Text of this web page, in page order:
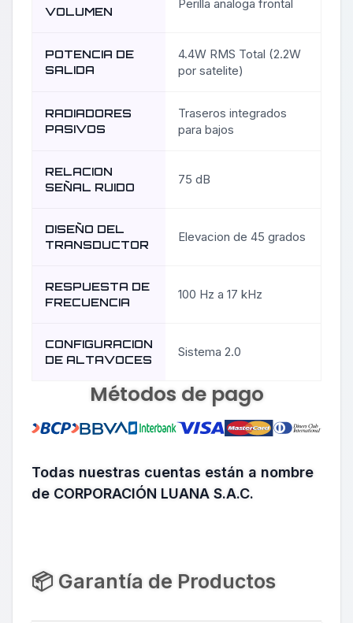
Métodos de pago
Todas nuestras cuentas están a nombre
de CORPORACIÓN LUANA S.A.C.
📦 Garantía de Productos
VOLUMEN
Perilla analoga frontal
POTENCIA DE
SALIDA
4.4W RMS Total (2.2W
por satelite)
RADIADORES
PASIVOS
Traseros integrados
para bajos
RELACION
SEÑAL RUIDO
75 dB
DISEÑO DEL
TRANSDUCTOR
Elevacion de 45 grados
RESPUESTA DE
FRECUENCIA
100 Hz a 17 kHz
CONFIGURACION
DE ALTAVOCES
Sistema 2.0